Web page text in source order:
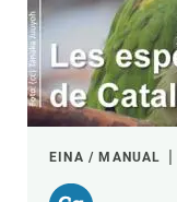
EINA / MANUAL